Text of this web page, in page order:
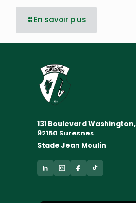
En savoir plus
131 Boulevard Washington,
92150 Suresnes
Stade Jean Moulin